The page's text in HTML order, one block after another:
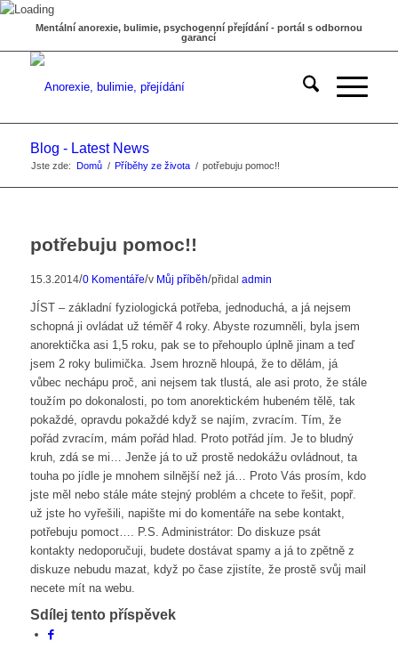
Mentální anorexie, bulimie, psychogenní přejídání - portál s odbornou
garancí
Blog - Latest News
Jste zde: Domů / Příběhy ze života / potřebuju pomoc!!
potřebuju pomoc!!
15.3.2014/0 Komentáře/v Můj příběh/přidal admin
JÍST – základní fyziologická potřeba, jednoduchá, a já nejsem
schopná ji ovládat už téměř 4 roky. Abyste rozumněli, byla jsem
anorektička asi 1,5 roku, pak se to přehouplo úplně jinam a teď
jsem 2 roky bulimička. Jsem hrozně hloupá, že to dělám, já
vůbec nechápu proč, ani nejsem tak tlustá, ale asi proto, že stále
toužím po dokonalosti, po tom anorektickém hubeném tělě, tak
pokaždé, opravdu pokaždé když se najím, zvracím. Tím, že
pořád zvracím, mám pořád hlad. Proto potřád jím. Je to bludný
kruh, zdá se mi… Jenže já to už prostě nedokážu ovládnout, ta
touha po jídle je mnohem silnější než já… Proto Vás prosím, kdo
jste měl nebo stále máte stejný problém a chcete to řešit, popř.
už jste ho vyřešili, napište mi do komentáře na sebe kontakt,
potřebuju pomoct…. P.S. Administrátor: Do diskuze psát
kontakty nedoporučuji, budete dostávat spamy a já to zpětně z
diskuze nebudu mazat, když po čase zjistíte, že prostě svůj mail
necete mít na webu.
Sdílej tento příspěvek